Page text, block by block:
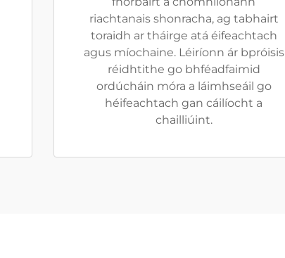
riachtanais shonracha, ag tabhairt
toraidh ar tháirge atá éifeachtach
agus míochaine. Léiríonn ár bpróisis
réidhtithe go bhféadfaimid
ordúcháin móra a láimhseáil go
héifeachtach gan cáilíocht a
chailliúint.